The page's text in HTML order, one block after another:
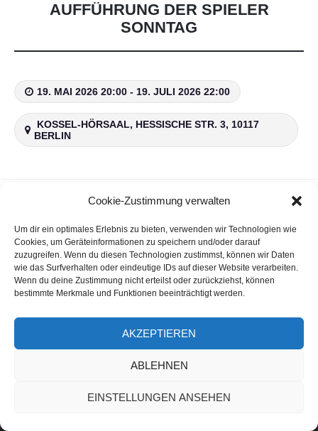
Cookie-Zustimmung verwalten
Um dir ein optimales Erlebnis zu bieten, verwenden wir Technologien wie
Cookies, um Geräteinformationen zu speichern und/oder darauf
zuzugreifen. Wenn du diesen Technologien zustimmst, können wir Daten
wie das Surfverhalten oder eindeutige IDs auf dieser Website verarbeiten.
Wenn du deine Zustimmung nicht erteilst oder zurückziehst, können
bestimmte Merkmale und Funktionen beeinträchtigt werden.
AKZEPTIEREN
ABLEHNEN
EINSTELLUNGEN ANSEHEN
AUFFÜHRUNG DER SPIELER
SONNTAG
19. MAI 2026 20:00 - 19. JULI 2026 22:00
KOSSEL-HÖRSAAL, HESSISCHE STR. 3, 10117
BERLIN
Beitragsnavigation
Samstag
theaterandercharite
@theater_an_der_charite
Impressum & Datenschutzerklärung